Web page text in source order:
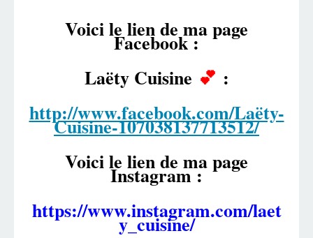
Voici le lien de ma page
Facebook :
Laëty Cuisine 💕 :
http://www.facebook.com/Laëty-
Cuisine-107038137713512/
Voici le lien de ma page
Instagram :
https://www.instagram.com/laet
y_cuisine/